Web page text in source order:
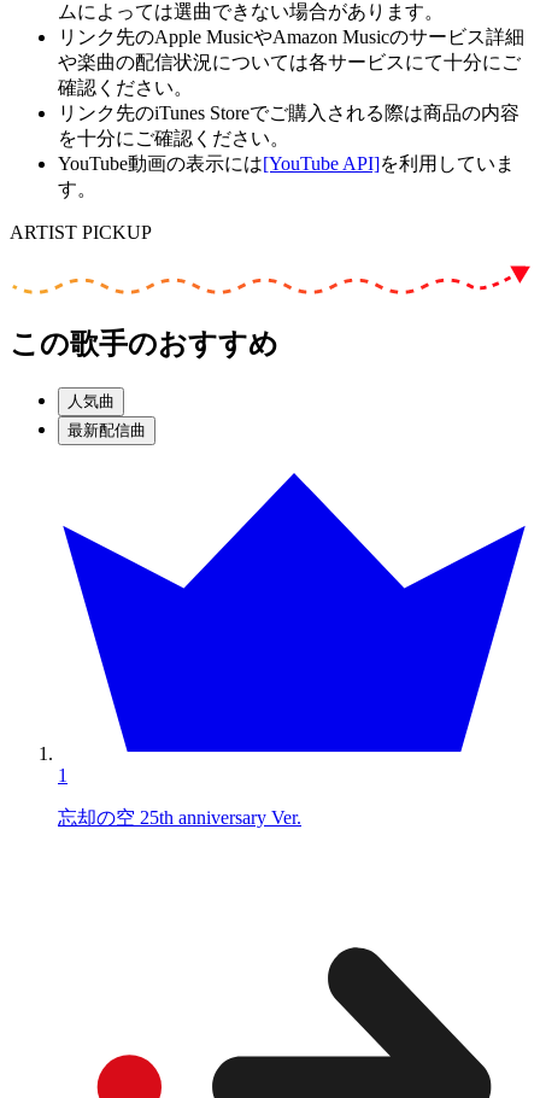
ムによっては選曲できない場合があります。
リンク先のApple MusicやAmazon Musicのサービス詳細
や楽曲の配信状況については各サービスにて十分にご
確認ください。
リンク先のiTunes Storeでご購入される際は商品の内容
を十分にご確認ください。
YouTube動画の表示には[YouTube API]を利用していま
す。
ARTIST PICKUP
この歌手のおすすめ
人気曲
最新配信曲
1
忘却の空 25th anniversary Ver.